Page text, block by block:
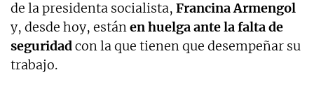
de la presidenta socialista, Francina Armengol
y, desde hoy, estánen huelga ante la falta de
seguridadcon la que tienen que desempeñar su
trabajo.